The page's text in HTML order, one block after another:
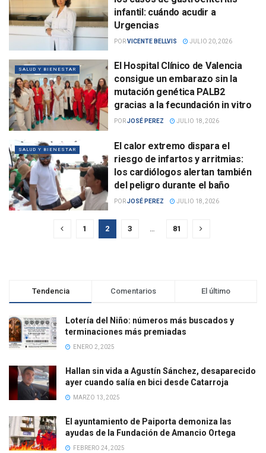
infantil: cuándo acudir a
Urgencias
PORVICENTE BELLVIS JULIO 20, 2026
SALUD Y BIENESTAR
El Hospital Clínico de Valencia
consigue un embarazo sin la
mutación genética PALB2
gracias a la fecundación in vitro
PORJOSÉ PEREZ JULIO 18, 2026
SALUD Y BIENESTAR
El calor extremo dispara el
riesgo de infartos y arritmias:
los cardiólogos alertan también
del peligro durante el baño
PORJOSÉ PEREZ JULIO 18, 2026
1 2 3 … 81
Tendencia Comentarios El último
Lotería del Niño: números más buscados y
terminaciones más premiadas
ENERO 2, 2025
Hallan sin vida a Agustín Sánchez, desaparecido
ayer cuando salía en bici desde Catarroja
MARZO 13, 2025
El ayuntamiento de Paiporta demoniza las
ayudas de la Fundación de Amancio Ortega
FEBRERO 24, 2025